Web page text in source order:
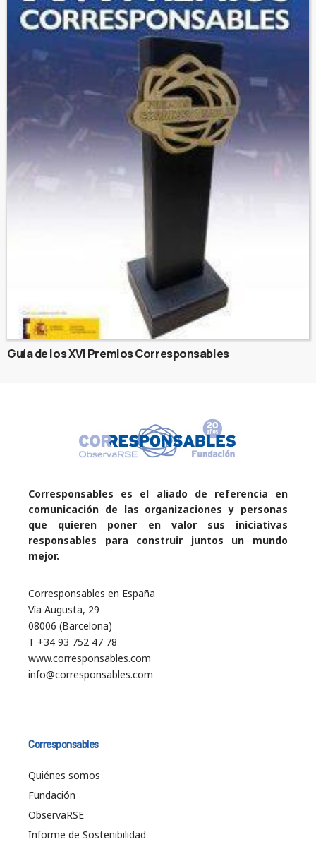
Guía de los XVI Premios Corresponsables
Corresponsables es el aliado de referencia en
comunicación de las organizaciones y personas
que quieren poner en valor sus iniciativas
responsables para construir juntos un mundo
mejor.
Corresponsables en España
Vía Augusta, 29
08006 (Barcelona)
T +34 93 752 47 78
www.corresponsables.com
info@corresponsables.com
Corresponsables
Quiénes somos
Fundación
ObservaRSE
Informe de Sostenibilidad